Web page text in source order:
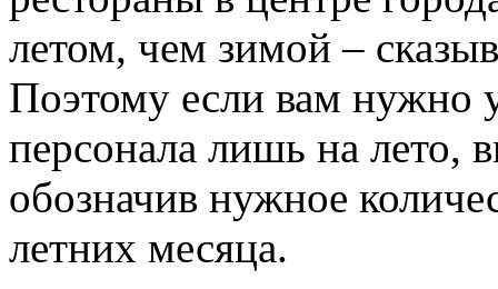
летом, чем зимой –
Поэтому если вам нужно
персонала лишь на лето,
обозначив нужное
летних месяца.